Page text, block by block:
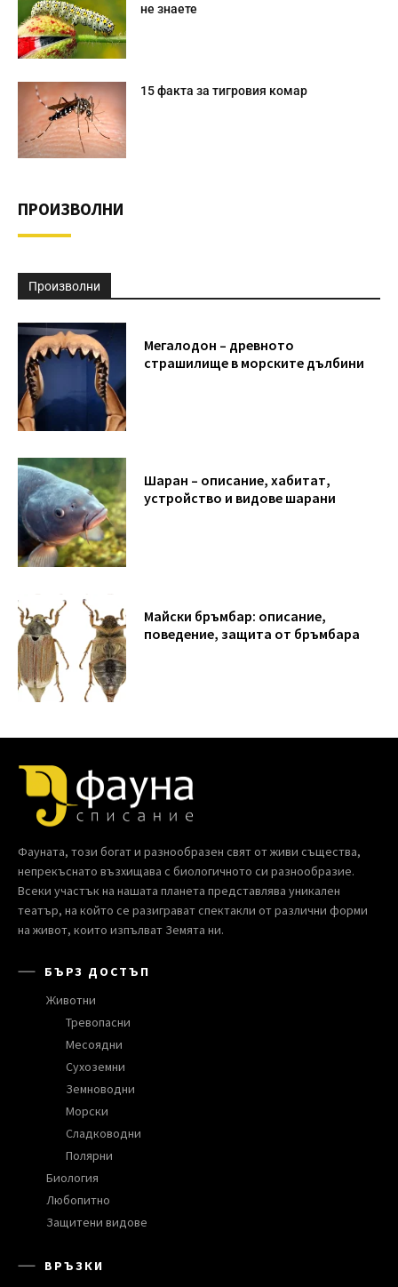
не знаете
15 факта за тигровия комар
ПРОИЗВОЛНИ
Произволни
Мегалодон – древното
страшилище в морските дълбини
Шаран – описание, хабитат,
устройство и видове шарани
Майски бръмбар: описание,
поведение, защита от бръмбара
Фауната, този богат и разнообразен свят от живи същества,
непрекъснато възхищава с биологичното си разнообразие.
Всеки участък на нашата планета представлява уникален
театър, на който се разиграват спектакли от различни форми
на живот, които изпълват Земята ни.
БЪРЗ ДОСТЪП
Животни
Тревопасни
Месоядни
Сухоземни
Земноводни
Морски
Сладководни
Полярни
Биология
Любопитно
Защитени видове
ВРЪЗКИ